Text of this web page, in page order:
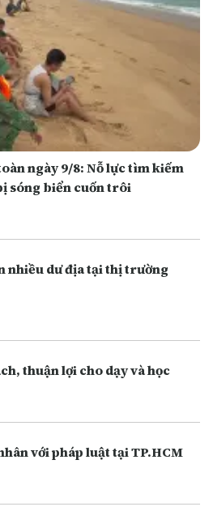
ngày 9/8: Nỗ lực tìm kiếm
sóng biển cuốn trôi
nhiều dư địa tại thị trường
thuận lợi cho dạy và học
với pháp luật tại TP.HCM